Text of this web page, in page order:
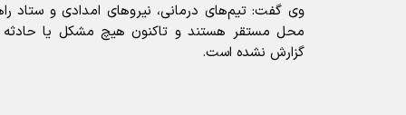
وی گفت: تیم‌های درمانی، نیروهای امدادی و ستاد
محل مستقر هستند و تاکنون هیچ مشکل یا حادثه
گزارش نشده است.